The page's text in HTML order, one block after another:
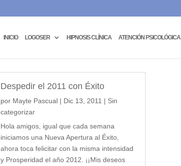
INICIO LOGOSER HIPNOSIS CLÍNICA ATENCIÓN PSICOLÓGICA
Despedir el 2011 con Éxito
por Mayte Pascual | Dic 13, 2011 | Sin
categorizar
Hola amigos, igual que cada semana
iniciamos una Nueva Apertura al Éxito,
ahora toca felicitar con la misma intensidad
y Prosperidad el año 2012. ¡¡Mis deseos